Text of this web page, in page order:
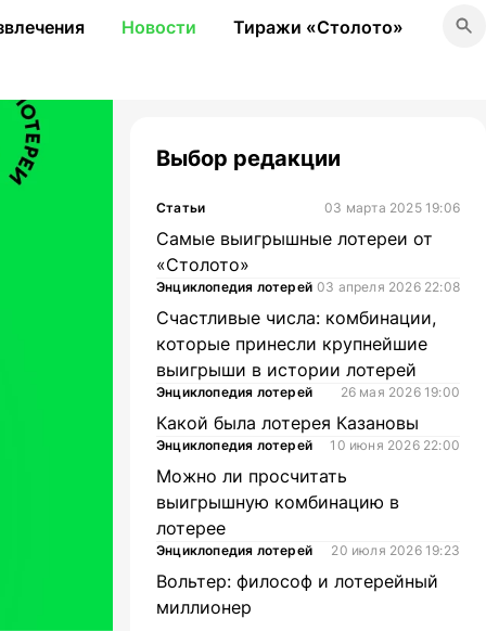
Новости Тиражи «Столото»
Выбор редакции
Статьи 03 марта 2025 19:06
Самые выигрышные лотереи от
«Столото»
Энциклопедия лотерей 03 апреля 2026 22:08
Счастливые числа: комбинации,
которые принесли крупнейшие
выигрыши в истории лотерей
Энциклопедия лотерей 26 мая 2026 19:00
Какой была лотерея Казановы
Энциклопедия лотерей 10 июня 2026 22:00
Можно ли просчитать
выигрышную комбинацию в
лотерее
Энциклопедия лотерей 20 июля 2026 19:23
Вольтер: философ и лотерейный
миллионер